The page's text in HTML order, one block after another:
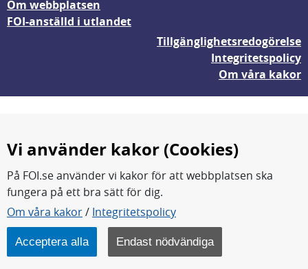
Om webbplatsen
FOI-anställd i utlandet
Tillgänglighetsredogörelse
Integritetspolicy
Om våra kakor
FOI forskar för en säkrare värld.
FOI:s kärnverksamhet är forskning, metod- och
teknikutveckling samt analyser och studier.
Myndigheten ligger under Försvarsdepartementet.
Vi använder kakor (Cookies)
På FOI.se använder vi kakor för att webbplatsen ska
fungera på ett bra sätt för dig.
Om våra kakor/ Integritetspolicy
Acceptera alla Endast nödvändiga